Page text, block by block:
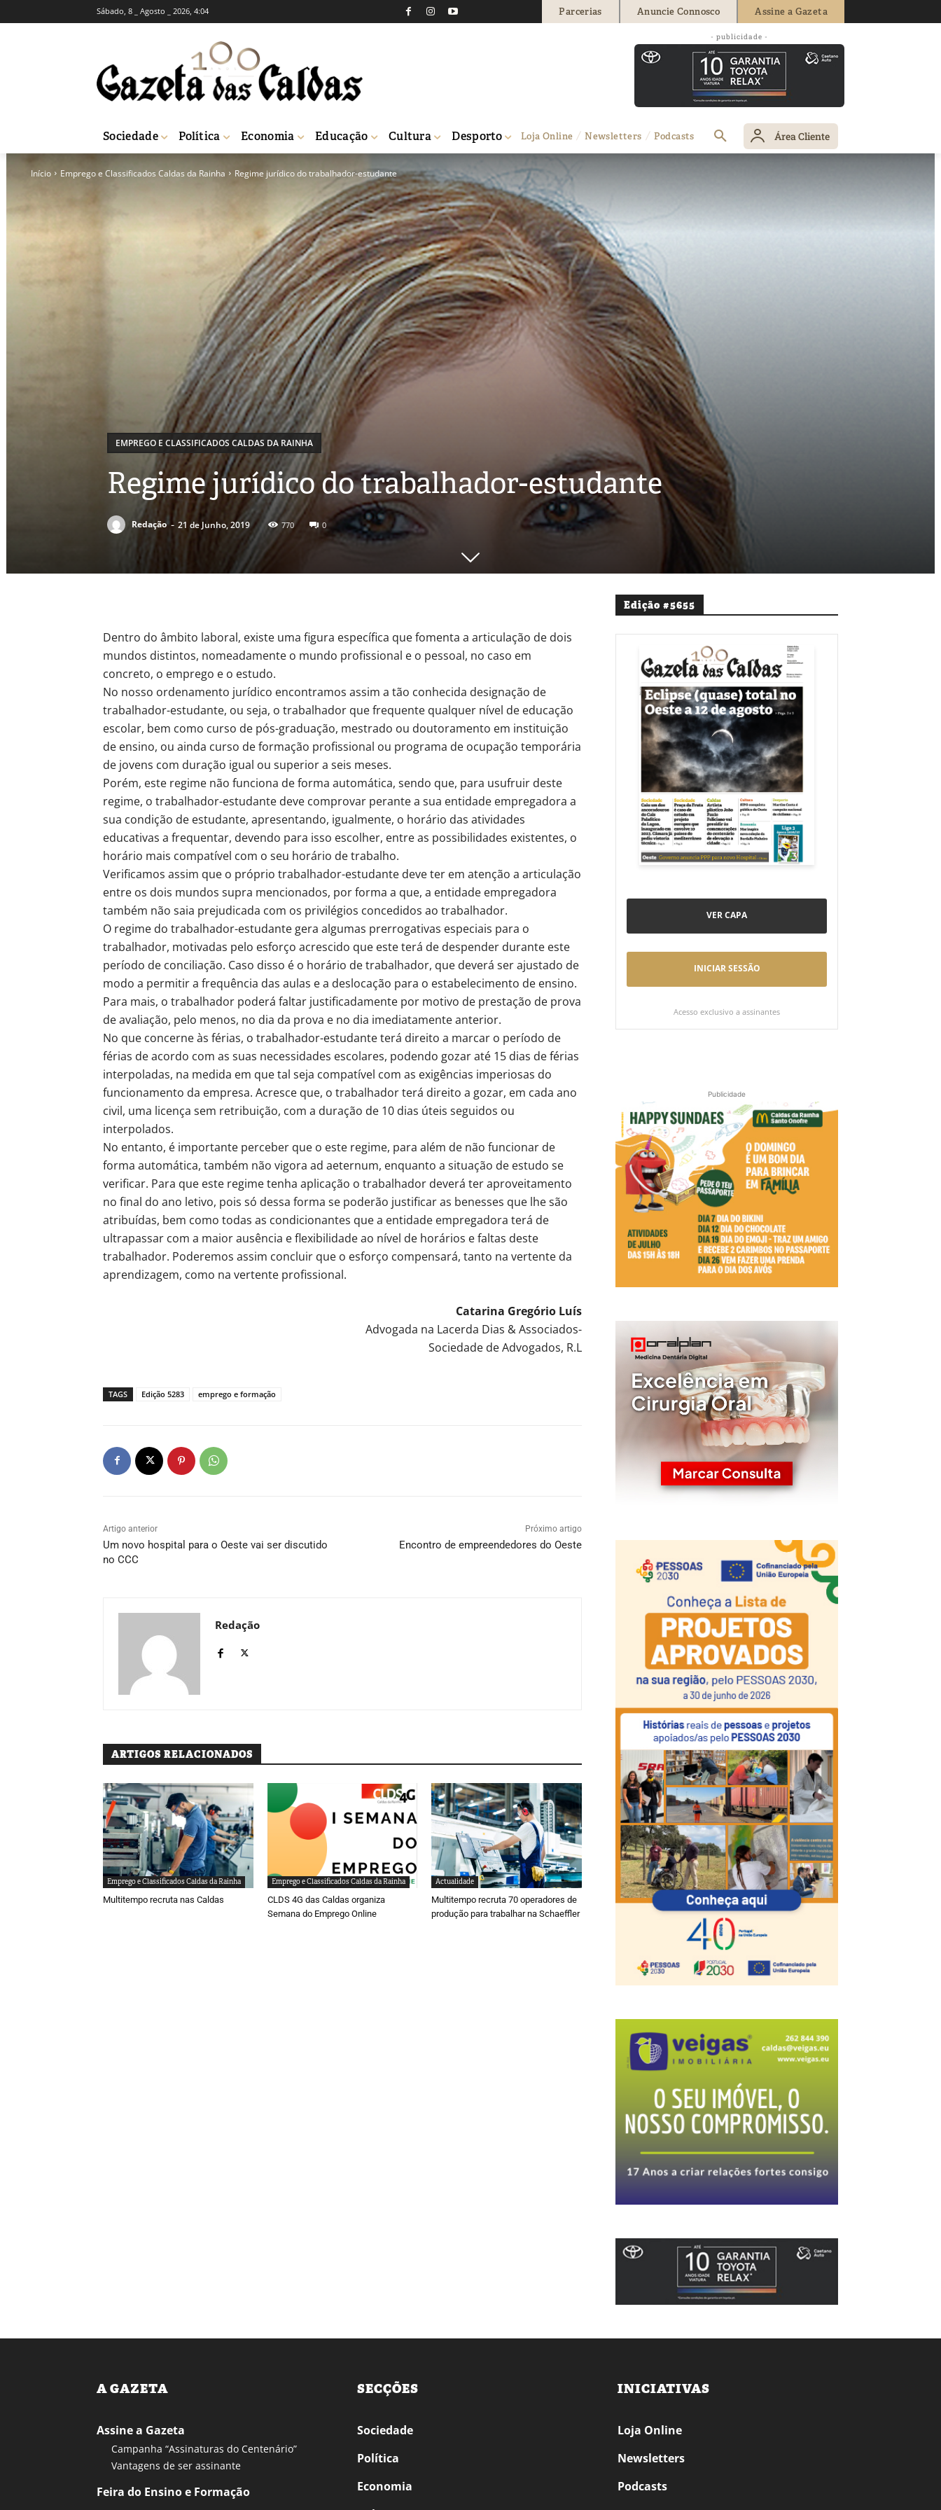
Sábado, 8 _ Agosto _ 2026, 4:04 Parcerias Anuncie Connosco Assine a Gazeta
- publicidade -
Sociedade Política Economia Educação Cultura Desporto Loja Online Newsletters Podcasts Área Cliente
Início Emprego e Classificados Caldas da Rainha Regime jurídico do trabalhador-estudante
EMPREGO E CLASSIFICADOS CALDAS DA RAINHA
Regime jurídico do trabalhador-estudante
Redação - 21 de Junho, 2019 770 0
Dentro do âmbito laboral, existe uma figura específica que fomenta a articulação de dois
mundos distintos, nomeadamente o mundo profissional e o pessoal, no caso em
concreto, o emprego e o estudo.
No nosso ordenamento jurídico encontramos assim a tão conhecida designação de
trabalhador-estudante, ou seja, o trabalhador que frequente qualquer nível de educação
escolar, bem como curso de pós-graduação, mestrado ou doutoramento em instituição
de ensino, ou ainda curso de formação profissional ou programa de ocupação temporária
de jovens com duração igual ou superior a seis meses.
Porém, este regime não funciona de forma automática, sendo que, para usufruir deste
regime, o trabalhador-estudante deve comprovar perante a sua entidade empregadora a
sua condição de estudante, apresentando, igualmente, o horário das atividades
educativas a frequentar, devendo para isso escolher, entre as possibilidades existentes, o
horário mais compatível com o seu horário de trabalho.
Verificamos assim que o próprio trabalhador-estudante deve ter em atenção a articulação
entre os dois mundos supra mencionados, por forma a que, a entidade empregadora
também não saia prejudicada com os privilégios concedidos ao trabalhador.
O regime do trabalhador-estudante gera algumas prerrogativas especiais para o
trabalhador, motivadas pelo esforço acrescido que este terá de despender durante este
período de conciliação. Caso disso é o horário de trabalhador, que deverá ser ajustado de
modo a permitir a frequência das aulas e a deslocação para o estabelecimento de ensino.
Para mais, o trabalhador poderá faltar justificadamente por motivo de prestação de prova
de avaliação, pelo menos, no dia da prova e no dia imediatamente anterior.
No que concerne às férias, o trabalhador-estudante terá direito a marcar o período de
férias de acordo com as suas necessidades escolares, podendo gozar até 15 dias de férias
interpoladas, na medida em que tal seja compatível com as exigências imperiosas do
funcionamento da empresa. Acresce que, o trabalhador terá direito a gozar, em cada ano
civil, uma licença sem retribuição, com a duração de 10 dias úteis seguidos ou
interpolados.
No entanto, é importante perceber que o este regime, para além de não funcionar de
forma automática, também não vigora ad aeternum, enquanto a situação de estudo se
verificar. Para que este regime tenha aplicação o trabalhador deverá ter aproveitamento
no final do ano letivo, pois só dessa forma se poderão justificar as benesses que lhe são
atribuídas, bem como todas as condicionantes que a entidade empregadora terá de
ultrapassar com a maior ausência e flexibilidade ao nível de horários e faltas deste
trabalhador. Poderemos assim concluir que o esforço compensará, tanto na vertente da
aprendizagem, como na vertente profissional.
Catarina Gregório Luís
Advogada na Lacerda Dias & Associados-
Sociedade de Advogados, R.L
TAGS Edição 5283 emprego e formação
Artigo anterior
Um novo hospital para o Oeste vai ser discutido
no CCC
Próximo artigo
Encontro de empreendedores do Oeste
Redação
ARTIGOS RELACIONADOS
Emprego e Classificados Caldas da Rainha
Multitempo recruta nas Caldas
Emprego e Classificados Caldas da Rainha
CLDS 4G das Caldas organiza
Semana do Emprego Online
Actualidade
Multitempo recruta 70 operadores de
produção para trabalhar na Schaeffler
Edição #5655
VER CAPA
INICIAR SESSÃO
Acesso exclusivo a assinantes
Publicidade
A GAZETA
Assine a Gazeta
Campanha “Assinaturas do Centenário”
Vantagens de ser assinante
Feira do Ensino e Formação
SECÇÕES
Sociedade
Política
Economia
INICIATIVAS
Loja Online
Newsletters
Podcasts